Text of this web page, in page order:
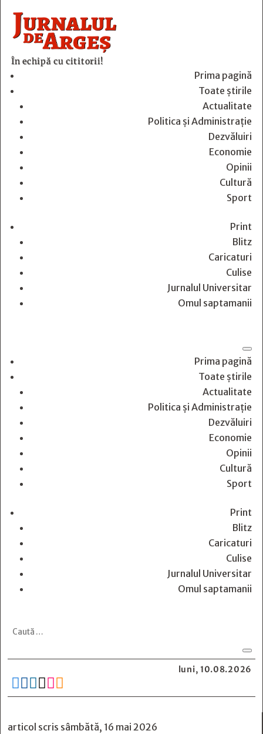
În echipă cu cititorii!
Prima pagină
Toate știrile
Actualitate
Politica și Administrație
Dezvăluiri
Economie
Opinii
Cultură
Sport
Print
Blitz
Caricaturi
Culise
Jurnalul Universitar
Omul saptamanii
Prima pagină
Toate știrile
Actualitate
Politica și Administrație
Dezvăluiri
Economie
Opinii
Cultură
Sport
Print
Blitz
Caricaturi
Culise
Jurnalul Universitar
Omul saptamanii
luni, 10.08.2026
     
articol scris sâmbătă, 16 mai 2026